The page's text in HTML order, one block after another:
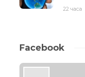
22 часа
Facebook